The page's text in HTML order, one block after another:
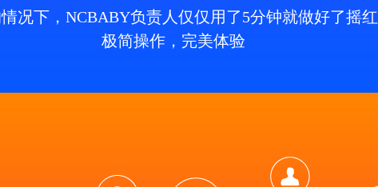
况下，NCBABY负责人仅仅用了5分钟就做好了摇
极简操作，完美体验